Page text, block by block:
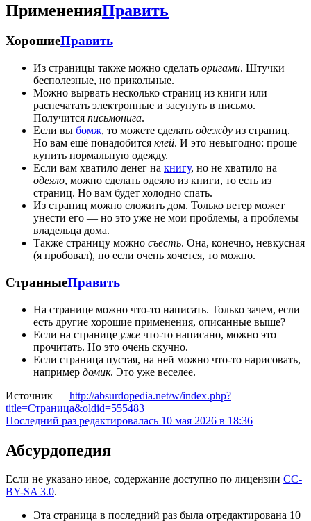
ПримененияПравить
ХорошиеПравить
Из страницы также можно сделать оригами. Штучки
бесполезные, но прикольные.
Можно вырвать несколько страниц из книги или
распечатать электронные и засунуть в письмо.
Получится письмонига.
Если вы бомж, то можете сделать одежду из страниц.
Но вам ещё понадобится клей. И это невыгодно: проще
купить нормальную одежду.
Если вам хватило денег на книгу, но не хватило на
одеяло, можно сделать одеяло из книги, то есть из
страниц. Но вам будет холодно спать.
Из страниц можно сложить дом. Только ветер может
унести его — но это уже не мои проблемы, а проблемы
владельца дома.
Также страницу можно съесть. Она, конечно, невкусная
(я пробовал), но если очень хочется, то можно.
СтранныеПравить
На странице можно что-то написать. Только зачем, если
есть другие хорошие применения, описанные выше?
Если на странице уже что-то написано, можно это
прочитать. Но это очень скучно.
Если страница пустая, на ней можно что-то нарисовать,
например домик. Это уже веселее.
Источник — http://absurdopedia.net/w/index.php?
title=Страница&oldid=555483
Последний раз редактировалась 10 мая 2026 в 18:36
Абсурдопедия
Если не указано иное, содержание доступно по лицензии CC-
BY-SA 3.0.
Эта страница в последний раз была отредактирована 10